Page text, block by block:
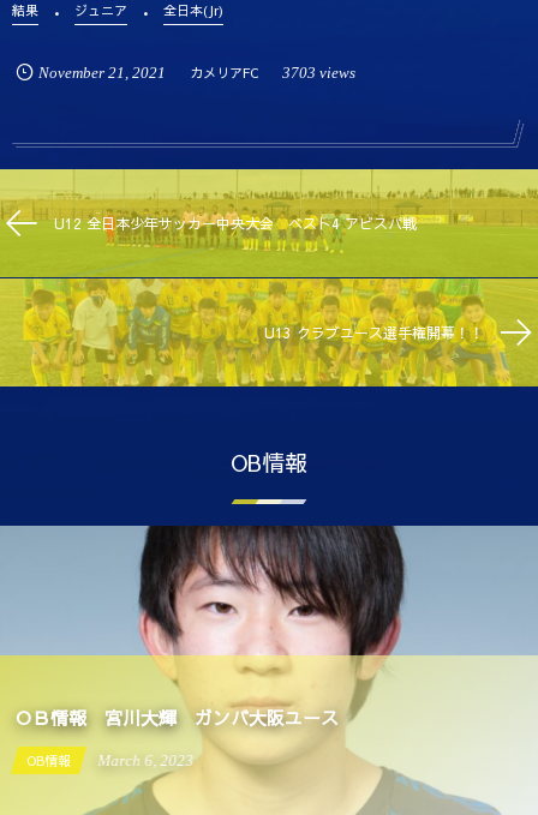
結果 ジュニア 全日本(Jr)
November 21 , 2021 カメリアFC 3703 views
U12 全日本少年サッカー中央大会 ベスト4 アビスパ戦
U13 クラブユース選手権開幕！！
OB情報
ＯＢ情報 宮川大輝 ガンバ大阪ユース
OB情報 March 6 2023